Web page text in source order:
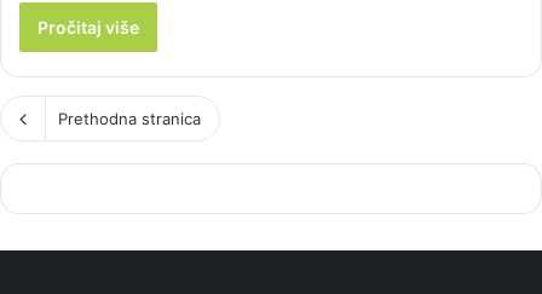
Pročitaj više
Prethodna stranica